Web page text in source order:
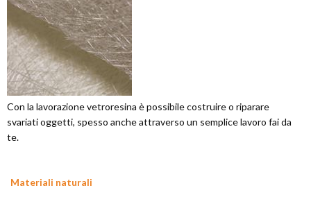
Con la lavorazione vetroresina è possibile costruire o riparare
svariati oggetti, spesso anche attraverso un semplice lavoro fai da
te.
Materiali naturali